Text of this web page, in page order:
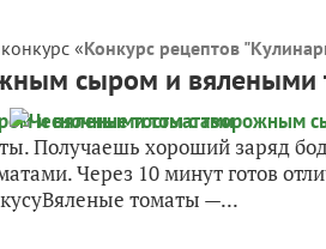
«Конкурс рецептов
сыром и вялеными
Получаешь хороший заряд
Через 10 минут готов
томаты —...